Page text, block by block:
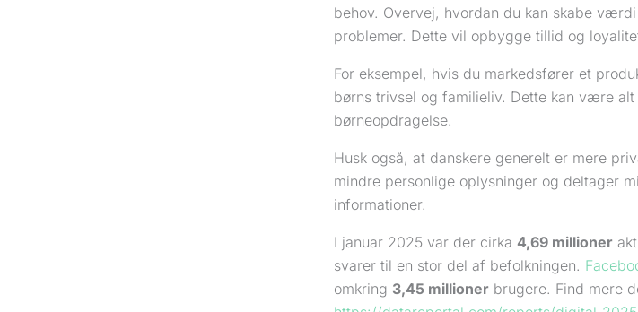
behov. Overvej, hvordan du kan skabe
problemer. Dette vil opbygge tillid og
For eksempel, hvis du markedsfører et
børns trivsel og familieliv. Dette kan være
børneopdragelse.
Husk også, at danskere generelt er mere
mindre personlige oplysninger og deltager
informationer.
I januar 2025 var der cirka 4,69 millioner
svarer til en stor del af befolkningen.
omkring 3,45 millioner brugere. Find mere